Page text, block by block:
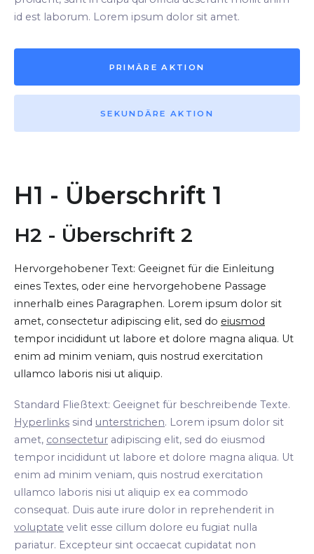
id est laborum. Lorem ipsum dolor sit amet.
PRIMÄRE AKTION
SEKUNDÄRE AKTION
H1 - Überschrift 1
H2 - Überschrift 2
Hervorgehobener Text: Geeignet für die Einleitung
eines Textes, oder eine hervorgehobene Passage
innerhalb eines Paragraphen. Lorem ipsum dolor sit
amet, consectetur adipiscing elit, sed do eiusmod
tempor incididunt ut labore et dolore magna aliqua. Ut
enim ad minim veniam, quis nostrud exercitation
ullamco laboris nisi ut aliquip.
Standard Fließtext: Geeignet für beschreibende Texte.
Hyperlinks sind unterstrichen. Lorem ipsum dolor sit
amet, consectetur adipiscing elit, sed do eiusmod
tempor incididunt ut labore et dolore magna aliqua. Ut
enim ad minim veniam, quis nostrud exercitation
ullamco laboris nisi ut aliquip ex ea commodo
consequat. Duis aute irure dolor in reprehenderit in
voluptate velit esse cillum dolore eu fugiat nulla
pariatur. Excepteur sint occaecat cupidatat non